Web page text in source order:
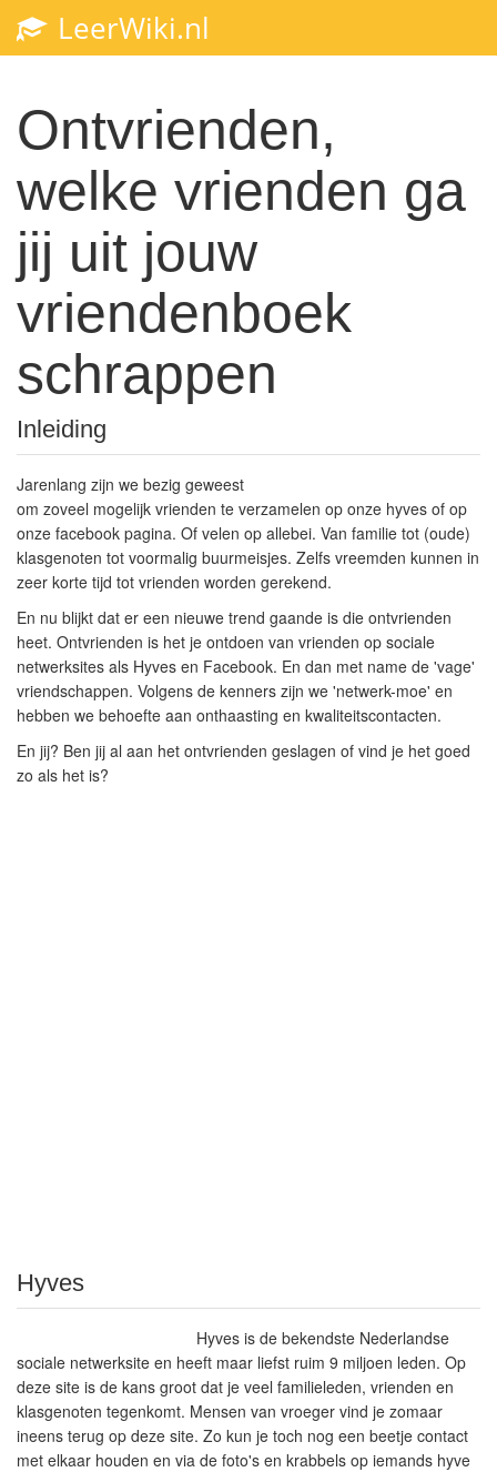
LeerWiki.nl
Ontvrienden,
welke vrienden ga
jij uit jouw
vriendenboek
schrappen
Inleiding
Jarenlang zijn we bezig geweest
om zoveel mogelijk vrienden te verzamelen op onze hyves of op
onze facebook pagina. Of velen op allebei. Van familie tot (oude)
klasgenoten tot voormalig buurmeisjes. Zelfs vreemden kunnen in
zeer korte tijd tot vrienden worden gerekend.
En nu blijkt dat er een nieuwe trend gaande is die ontvrienden
heet. Ontvrienden is het je ontdoen van vrienden op sociale
netwerksites als Hyves en Facebook. En dan met name de 'vage'
vriendschappen. Volgens de kenners zijn we 'netwerk-moe' en
hebben we behoefte aan onthaasting en kwaliteitscontacten.
En jij? Ben jij al aan het ontvrienden geslagen of vind je het goed
zo als het is?
Hyves
Hyves is de bekendste Nederlandse
sociale netwerksite en heeft maar liefst ruim 9 miljoen leden. Op
deze site is de kans groot dat je veel familieleden, vrienden en
klasgenoten tegenkomt. Mensen van vroeger vind je zomaar
ineens terug op deze site. Zo kun je toch nog een beetje contact
met elkaar houden en via de foto's en krabbels op iemands hyve